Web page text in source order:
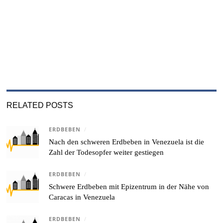
RELATED POSTS
ERDBEBEN /
Nach den schweren Erdbeben in Venezuela ist die
Zahl der Todesopfer weiter gestiegen
ERDBEBEN /
Schwere Erdbeben mit Epizentrum in der Nähe von
Caracas in Venezuela
ERDBEBEN /